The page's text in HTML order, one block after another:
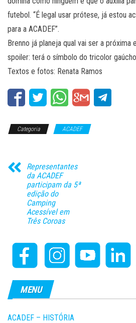
futebol. “É legal usar prótese, já estou
para a ACADEF”.
Brenno já planeja qual vai ser a próxima
spoiler: terá o símbolo do tricolor
Textos e fotos: Renata Ramos
Categoria ACADEF
Representantes
da ACADEF
participam da 5ª
edição do
Camping
Acessível em
Três Coroas
MENU
ACADEF – HISTÓRIA